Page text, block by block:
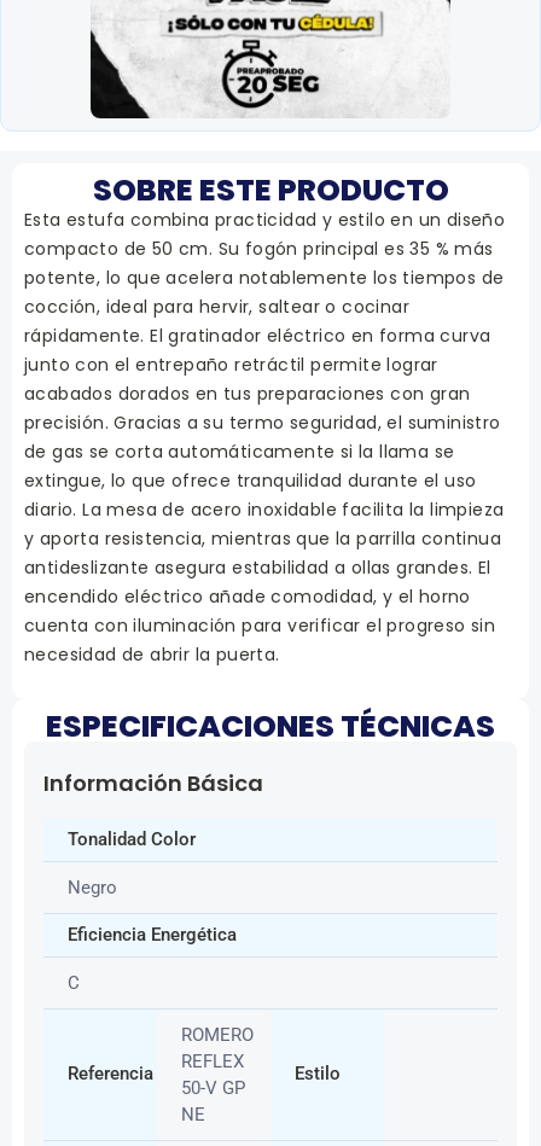
SOBRE ESTE PRODUCTO
Esta estufa combina practicidad y estilo en un diseño
compacto de 50 cm. Su fogón principal es 35 % más
potente, lo que acelera notablemente los tiempos de
cocción, ideal para hervir, saltear o cocinar
rápidamente. El gratinador eléctrico en forma curva
junto con el entrepaño retráctil permite lograr
acabados dorados en tus preparaciones con gran
precisión. Gracias a su termo seguridad, el suministro
de gas se corta automáticamente si la llama se
extingue, lo que ofrece tranquilidad durante el uso
diario. La mesa de acero inoxidable facilita la limpieza
y aporta resistencia, mientras que la parrilla continua
antideslizante asegura estabilidad a ollas grandes. El
encendido eléctrico añade comodidad, y el horno
cuenta con iluminación para verificar el progreso sin
necesidad de abrir la puerta.
ESPECIFICACIONES TÉCNICAS
Información Básica
Tonalidad Color
Negro
Eficiencia Energética
C
Referencia
ROMERO
REFLEX
50-V GP
NE
Estilo